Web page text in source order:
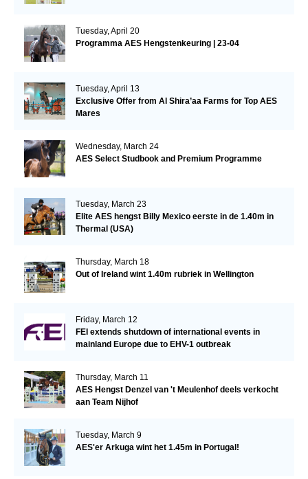
Tuesday, April 20
Programma AES Hengstenkeuring | 23-04
Tuesday, April 13
Exclusive Offer from Al Shira’aa Farms for Top AES
Mares
Wednesday, March 24
AES Select Studbook and Premium Programme
Tuesday, March 23
Elite AES hengst Billy Mexico eerste in de 1.40m in
Thermal (USA)
Thursday, March 18
Out of Ireland wint 1.40m rubriek in Wellington
Friday, March 12
FEI extends shutdown of international events in
mainland Europe due to EHV-1 outbreak
Thursday, March 11
AES Hengst Denzel van 't Meulenhof deels verkocht
aan Team Nijhof
Tuesday, March 9
AES'er Arkuga wint het 1.45m in Portugal!